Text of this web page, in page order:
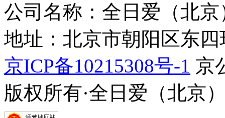
公司名称：全日爱（北
地址：北京市朝阳区东
京ICP备10215308号-1 京
版权所有·全日爱（北京